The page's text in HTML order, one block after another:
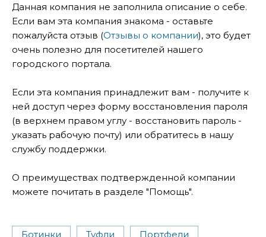
Данная компания не заполнила описание о себе.
Если вам эта компания знакома - оставьте
пожалуйста отзыв (Отзывы о компании), это будет
очень полезно для посетителей нашего
городского портала.
Если эта компания принадлежит вам - получите к
ней доступ через форму восстановления пароля
(в верхнем правом углу - восстановить пароль -
указать рабочую почту) или обратитесь в нашу
службу поддержки.
О преимуществах подтвержденной компании
можете почитать в разделе "Помощь".
Ботинки Туфли Портфели